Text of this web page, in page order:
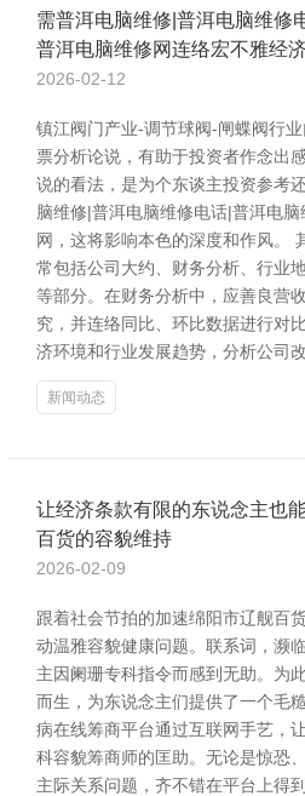
需普洱电脑维修|普洱电脑维修
普洱电脑维修网连络宏不雅经
2026-02-12
镇江阀门产业-调节球阀-闸蝶阀行
票分析论说，有助于投资者作念出
说的看法，是为个东谈主投资参考
脑维修|普洱电脑维修电话|普洱电
网，这将影响本色的深度和作风。
常包括公司大约、财务分析、行业
等部分。在财务分析中，应善良营
究，并连络同比、环比数据进行对
济环境和行业发展趋势，分析公司
新闻动态
让经济条款有限的东说念主也
百货的容貌维持
2026-02-09
跟着社会节拍的加速绵阳市辽舰百
动温雅容貌健康问题。联系词，濒
主因阑珊专科指令而感到无助。为
而生，为东说念主们提供了一个毛
病在线筹商平台通过互联网手艺，
科容貌筹商师的匡助。无论是惊恐
主际关系问题，齐不错在平台上得